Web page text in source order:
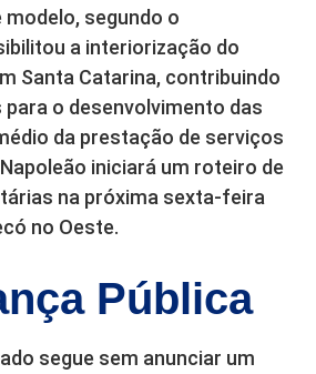
segundo o
a interiorização do
Santa Catarina, contribuindo
o desenvolvimento das
da prestação de serviços
iniciará um roteiro de
na próxima sexta-feira
no Oeste.
Pública
segue sem anunciar um